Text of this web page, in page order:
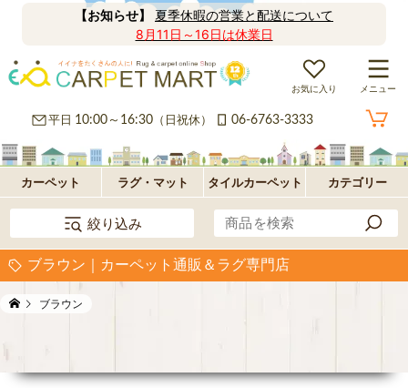
【お知らせ】
夏季休暇の営業と配送について
8月11日～16日は休業日
お気に入り メニュー
平日 10:00～16:30 （日祝休） 06-6763-3333
カーペット ラグ・マット タイルカーペット カテゴリー
ペ
ッ
グ
フ
ロ
パ
絞り込み
ブラウン｜カーペット通販＆ラグ専門店
ブラウン